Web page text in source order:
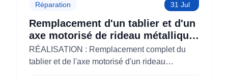
Réparation 31 Jul
Remplacement d'un tablier et d'un
axe motorisé de rideau métallique
pour M'CHADAL (Optical Center)
(95)
RÉALISATION : Remplacement complet du
tablier et de l'axe motorisé d'un rideau